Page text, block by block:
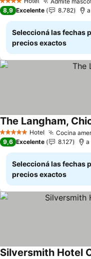
4 Estrellas
8,9 Excelente 8.782
Seleccioná las fechas
precios exactos
5 Estrellas Hotel Cocina
The Langham,
9,6 Excelente 8.127 a
Seleccioná las fechas
precios exactos
Silversmith Hotel